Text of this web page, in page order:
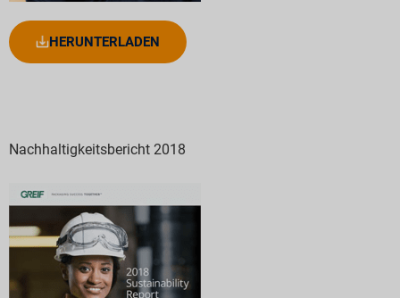
HERUNTERLADEN
Nachhaltigkeitsbericht 2018